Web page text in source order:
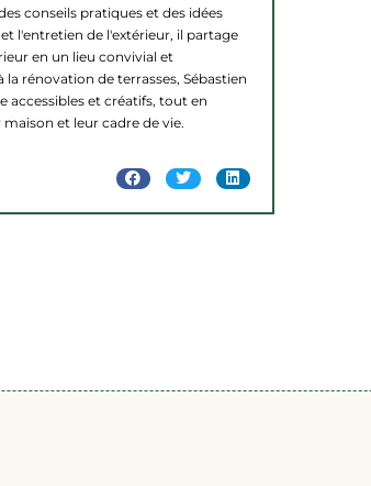
conseils pratiques et des idées
l'entretien de l'extérieur, il partage
en un lieu convivial et
rénovation de terrasses, Sébastien
accessibles et créatifs, tout en
et leur cadre de vie.